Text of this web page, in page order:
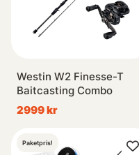
Westin W2 Finesse-T
Baitcasting Combo
2999 kr
Paketpris!